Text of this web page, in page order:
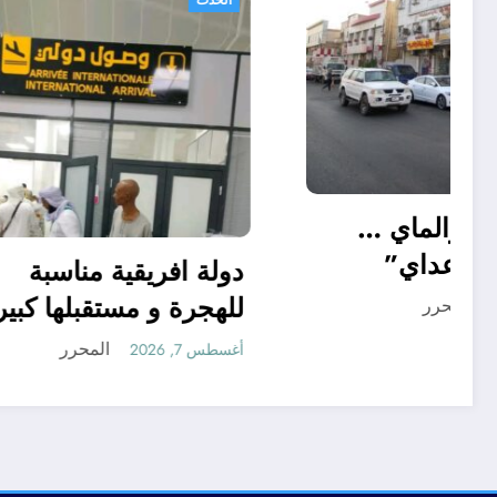
دولة
للهجرة
أغسطس 7, 2026
“منريد الخبز والماي …
بس سالم ابو عداي”
أغسطس 7, 2026